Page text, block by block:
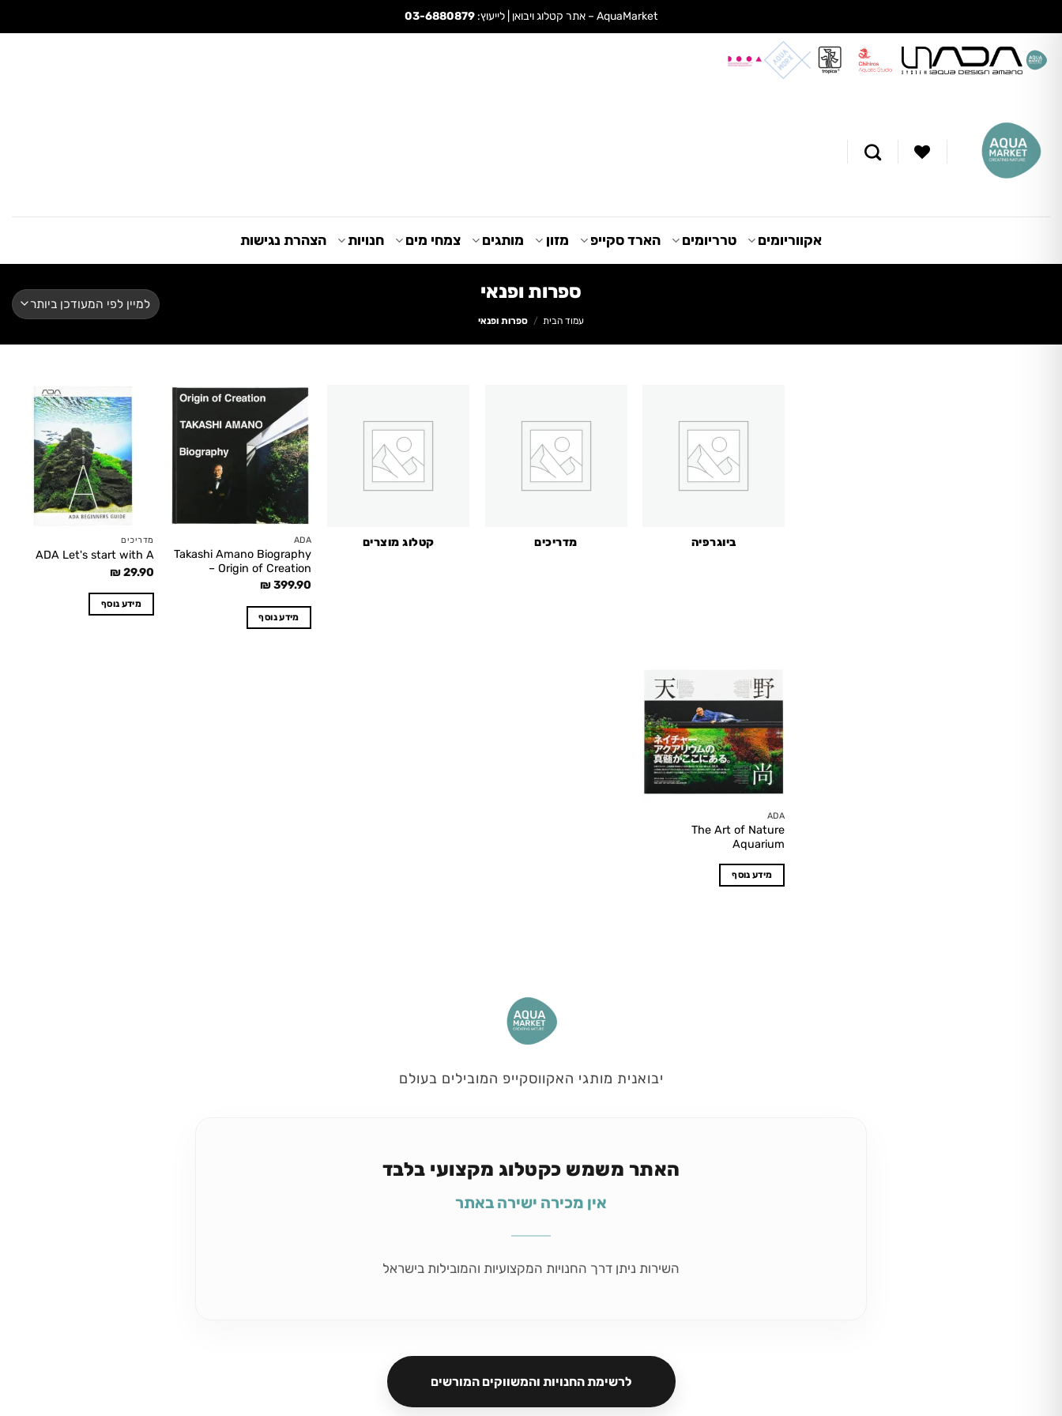
AquaMarket – אתר קטלוג ויבואן | לייעוץ: 03-6880879
אקווריומים טרריומים הארד סקייפ מזון מותגים צמחי מים חנויות הצהרת נגישות
ספרות ופנאי
עמוד הבית / ספרות ופנאי
ביוגרפיה מדריכים קטלוג מוצרים
Add to
ADA
Takashi Amano Biography
– Origin of Creation
₪399.90
מידע נוסף
wishlist
מדריכים
ADA Let's start with A
₪29.90
מידע נוסף
Add to
wishlist
ADA
The Art of Nature
Aquarium
מידע נוסף
יבואנית מותגי האקווסקייפ המובילים בעולם
האתר משמש כקטלוג מקצועי בלבד
אין מכירה ישירה באתר
השירות ניתן דרך החנויות המקצועיות והמובילות בישראל
לרשימת החנויות והמשווקים המורשים